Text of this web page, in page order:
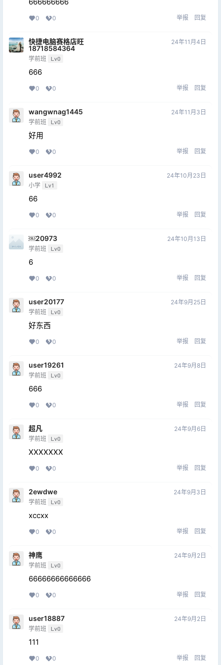
0 0 举报 回复
快捷电脑赛格店旺
18718584364
学前班 Lv0
24年11月4日
666
0 0 举报 回复
wangwnag1445
学前班 Lv0
24年11月3日
好用
0 0 举报 回复
user4992
小学 Lv1
24年10月23日
66
0 0 举报 回复
￼20973
学前班 Lv0
24年10月13日
6
0 0 举报 回复
user20177
学前班 Lv0
24年9月25日
好东西
0 0 举报 回复
user19261
学前班 Lv0
24年9月8日
666
0 0 举报 回复
超凡
学前班 Lv0
24年9月6日
XXXXXXX
0 0 举报 回复
2ewdwe
学前班 Lv0
24年9月3日
xccxx
0 0 举报 回复
神鹰
学前班 Lv0
24年9月2日
66666666666666
0 0 举报 回复
user18887
学前班 Lv0
24年9月2日
111
0 0 举报 回复